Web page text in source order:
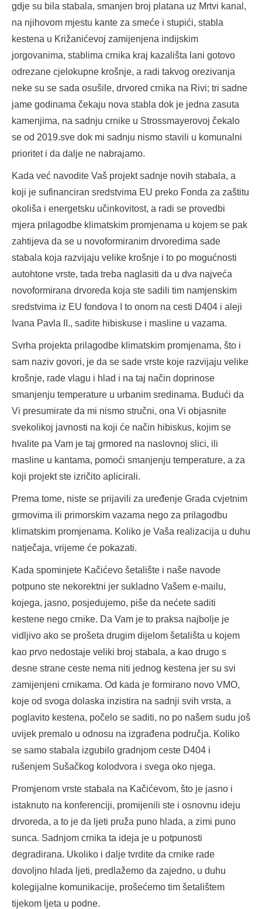
gdje su bila stabala, smanjen broj platana uz Mrtvi kanal,
na njihovom mjestu kante za smeće i stupići, stabla
kestena u Križanićevoj zamijenjena indijskim
jorgovanima, stablima crnika kraj kazališta lani gotovo
odrezane cjelokupne krošnje, a radi takvog orezivanja
neke su se sada osušile, drvored crnika na Rivi; tri sadne
jame godinama čekaju nova stabla dok je jedna zasuta
kamenjima, na sadnju crnike u Strossmayerovoj čekalo
se od 2019.sve dok mi sadnju nismo stavili u komunalni
prioritet i da dalje ne nabrajamo.
Kada već navodite Vaš projekt sadnje novih stabala, a
koji je sufinanciran sredstvima EU preko Fonda za zaštitu
okoliša i energetsku učinkovitost, a radi se provedbi
mjera prilagodbe klimatskim promjenama u kojem se pak
zahtijeva da se u novoformiranim drvoredima sade
stabala koja razvijaju velike krošnje i to po mogućnosti
autohtone vrste, tada treba naglasiti da u dva najveća
novoformirana drvoreda koja ste sadili tim namjenskim
sredstvima iz EU fondova I to onom na cesti D404 i aleji
Ivana Pavla II., sadite hibiskuse i masline u vazama.
Svrha projekta prilagodbe klimatskim promjenama, što i
sam naziv govori, je da se sade vrste koje razvijaju velike
krošnje, rade vlagu i hlad i na taj način doprinose
smanjenju temperature u urbanim sredinama. Budući da
Vi presumirate da mi nismo stručni, ona Vi objasnite
svekolikoj javnosti na koji će način hibiskus, kojim se
hvalite pa Vam je taj grmored na naslovnoj slici, ili
masline u kantama, pomoći smanjenju temperature, a za
koji projekt ste izričito aplicirali.
Prema tome, niste se prijavili za uređenje Grada cvjetnim
grmovima ili primorskim vazama nego za prilagodbu
klimatskim promjenama. Koliko je Vaša realizacija u duhu
natječaja, vrijeme će pokazati.
Kada spominjete Kačićevo šetalište i naše navode
potpuno ste nekorektni jer sukladno Vašem e-mailu,
kojega, jasno, posjedujemo, piše da nećete saditi
kestene nego crnike. Da Vam je to praksa najbolje je
vidljivo ako se prošeta drugim dijelom šetališta u kojem
kao prvo nedostaje veliki broj stabala, a kao drugo s
desne strane ceste nema niti jednog kestena jer su svi
zamijenjeni crnikama. Od kada je formirano novo VMO,
koje od svoga dolaska inzistira na sadnji svih vrsta, a
poglavito kestena, počelo se saditi, no po našem sudu još
uvijek premalo u odnosu na izgrađena područja. Koliko
se samo stabala izgubilo gradnjom ceste D404 i
rušenjem Sušačkog kolodvora i svega oko njega.
Promjenom vrste stabala na Kačićevom, što je jasno i
istaknuto na konferenciji, promijenili ste i osnovnu ideju
drvoreda, a to je da ljeti pruža puno hlada, a zimi puno
sunca. Sadnjom crnika ta ideja je u potpunosti
degradirana. Ukoliko i dalje tvrdite da crnike rade
dovoljno hlada ljeti, predlažemo da zajedno, u duhu
kolegijalne komunikacije, prošećemo tim šetalištem
tijekom ljeta u podne.